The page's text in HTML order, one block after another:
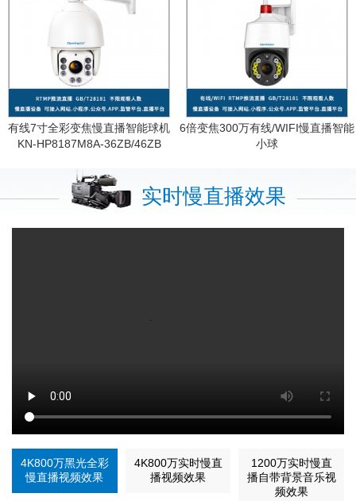
有线7寸全彩变焦慢直播智能球机
KN-HP8187M8A-36ZB/46ZB
6倍变焦300万有线/WIFI慢直播智能
小球
实时慢直播效果
4K800万黑光全彩
慢直播视频效果
4K800万实时慢直
播视频效果
1200万实时慢直
播自带背景音乐视
频效果